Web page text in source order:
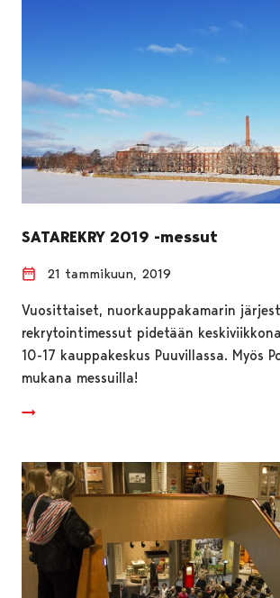
SATAREKRY 2019 -messut
21 tammikuun, 2019
Vuosittaiset, nuorkauppakamarin
rekrytointimessut pidetään
10-17 kauppakeskus Puuvillassa. Myös
mukana messuilla!